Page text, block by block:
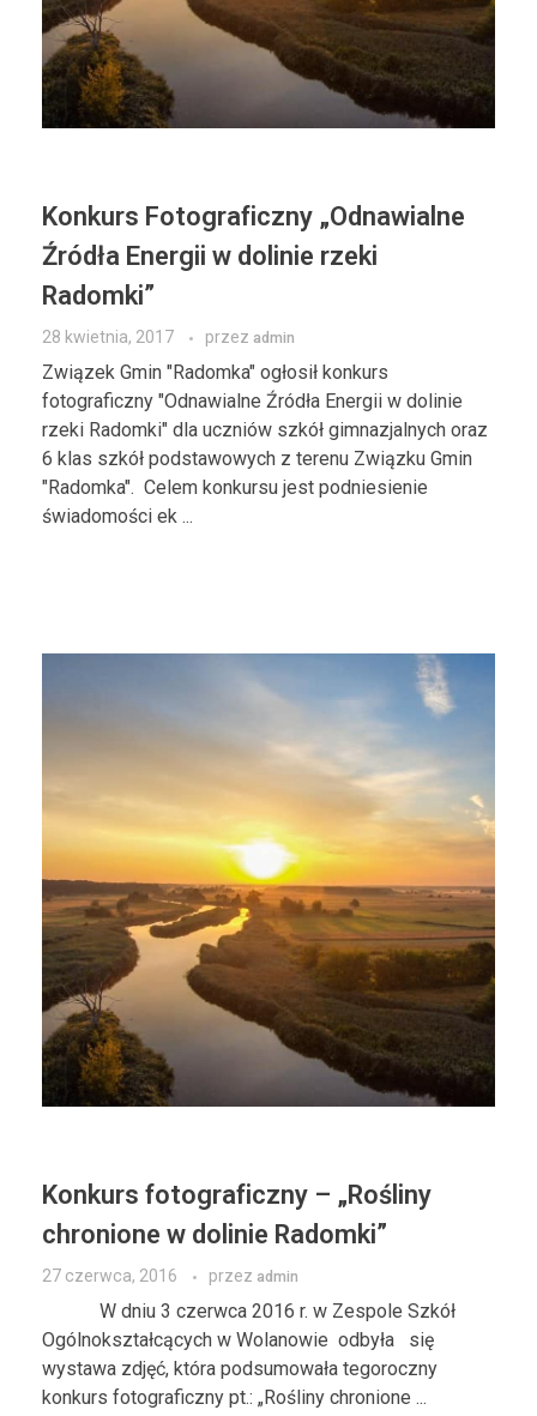
Konkurs Fotograficzny „Odnawialne
Źródła Energii w dolinie rzeki
Radomki”
28 kwietnia, 2017 przez admin
Związek Gmin "Radomka" ogłosił konkurs
fotograficzny "Odnawialne Źródła Energii w dolinie
rzeki Radomki" dla uczniów szkół gimnazjalnych oraz
6 klas szkół podstawowych z terenu Związku Gmin
"Radomka". Celem konkursu jest podniesienie
świadomości ek ...
Konkurs fotograficzny – „Rośliny
chronione w dolinie Radomki”
27 czerwca, 2016 przez admin
W dniu 3 czerwca 2016 r. w Zespole Szkół
Ogólnokształcących w Wolanowie odbyła się
wystawa zdjęć, która podsumowała tegoroczny
konkurs fotograficzny pt.: „Rośliny chronione ...